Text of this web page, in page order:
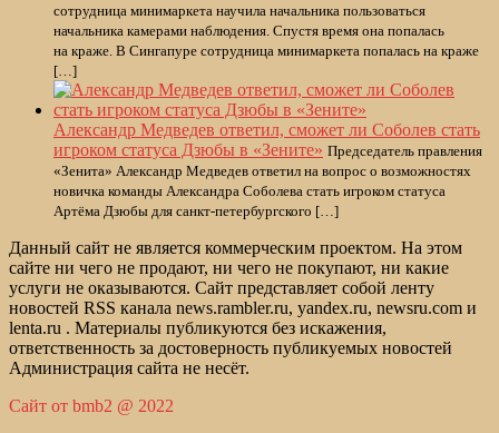
сотрудница минимаркета научила начальника пользоваться
начальника камерами наблюдения. Спустя время она попалась
на краже. В Сингапуре сотрудница минимаркета попалась на краже
[…]
Александр Медведев ответил, сможет ли Соболев стать
игроком статуса Дзюбы в «Зените» Председатель правления
«Зенита» Александр Медведев ответил на вопрос о возможностях
новичка команды Александра Соболева стать игроком статуса
Артёма Дзюбы для санкт-петербургского […]
Данный сайт не является коммерческим проектом. На этом
сайте ни чего не продают, ни чего не покупают, ни какие
услуги не оказываются. Сайт представляет собой ленту
новостей RSS канала news.rambler.ru, yandex.ru, newsru.com и
lenta.ru . Материалы публикуются без искажения,
ответственность за достоверность публикуемых новостей
Администрация сайта не несёт.
Сайт от bmb2 @ 2022